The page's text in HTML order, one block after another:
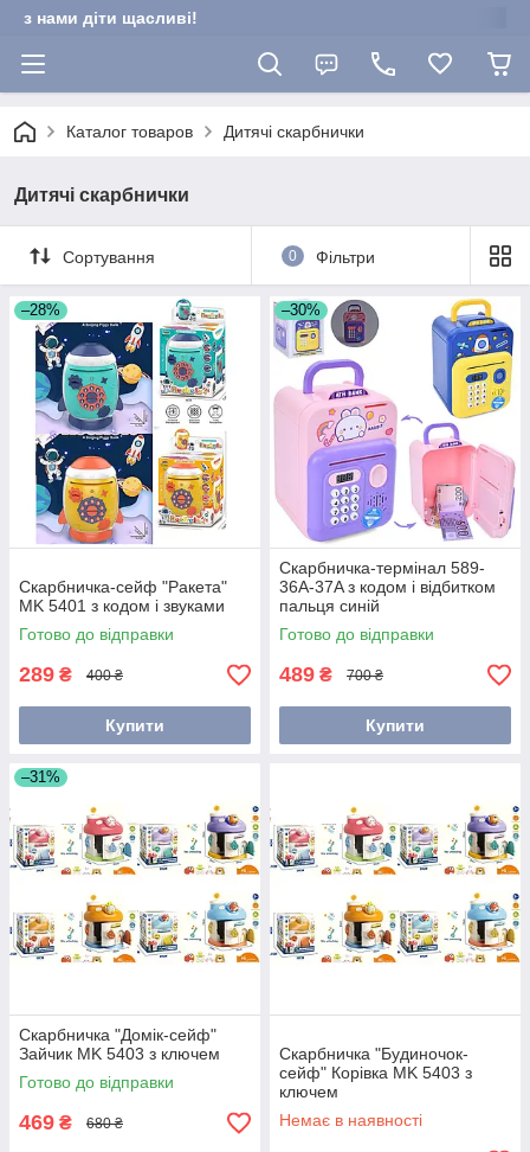
з нами діти щасливі!
Каталог товаров Дитячі скарбнички
Дитячі скарбнички
Сортування 0 Фільтри
–28%
Скарбничка-сейф "Ракета"
MK 5401 з кодом і звуками
Готово до відправки
289 ₴ 400 ₴
Купити
–30%
Скарбничка-термінал 589-
36A-37A з кодом і відбитком
пальця синій
Готово до відправки
489 ₴ 700 ₴
Купити
–31%
Скарбничка "Домік-сейф"
Зайчик MK 5403 з ключем
Готово до відправки
469 ₴ 680 ₴
Скарбничка "Будиночок-
сейф" Корівка MK 5403 з
ключем
Немає в наявності